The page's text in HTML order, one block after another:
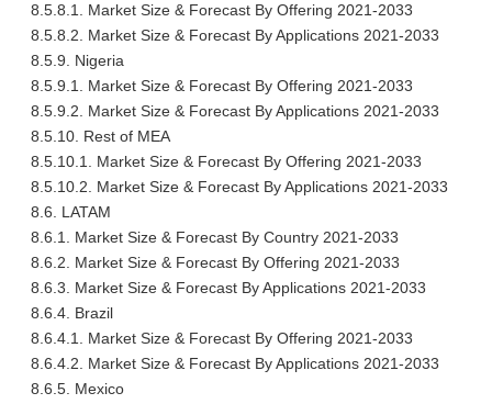
8.5.8.1. Market Size & Forecast By Offering 2021-2033
8.5.8.2. Market Size & Forecast By Applications 2021-2033
8.5.9. Nigeria
8.5.9.1. Market Size & Forecast By Offering 2021-2033
8.5.9.2. Market Size & Forecast By Applications 2021-2033
8.5.10. Rest of MEA
8.5.10.1. Market Size & Forecast By Offering 2021-2033
8.5.10.2. Market Size & Forecast By Applications 2021-2033
8.6. LATAM
8.6.1. Market Size & Forecast By Country 2021-2033
8.6.2. Market Size & Forecast By Offering 2021-2033
8.6.3. Market Size & Forecast By Applications 2021-2033
8.6.4. Brazil
8.6.4.1. Market Size & Forecast By Offering 2021-2033
8.6.4.2. Market Size & Forecast By Applications 2021-2033
8.6.5. Mexico